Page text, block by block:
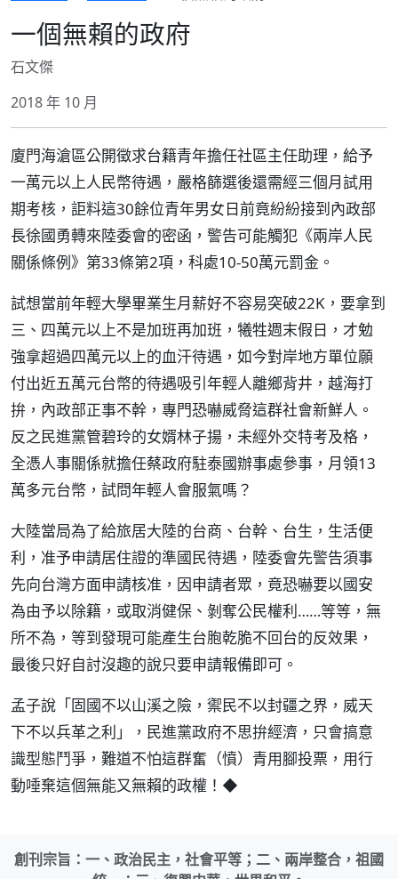
一個無賴的政府
石文傑
2018 年 10 月
廈門海滄區公開徵求台籍青年擔任社區主任助理，給予
一萬元以上人民幣待遇，嚴格篩選後還需經三個月試用
期考核，詎料這30餘位青年男女日前竟紛紛接到內政部
長徐國勇轉來陸委會的密函，警告可能觸犯《兩岸人民
關係條例》第33條第2項，科處10-50萬元罰金。
試想當前年輕大學畢業生月薪好不容易突破22K，要拿到
三、四萬元以上不是加班再加班，犧牲週末假日，才勉
強拿超過四萬元以上的血汗待遇，如今對岸地方單位願
付出近五萬元台幣的待遇吸引年輕人離鄉背井，越海打
拚，內政部正事不幹，專門恐嚇威脅這群社會新鮮人。
反之民進黨管碧玲的女婿林子揚，未經外交特考及格，
全憑人事關係就擔任蔡政府駐泰國辦事處參事，月領13
萬多元台幣，試問年輕人會服氣嗎？
大陸當局為了給旅居大陸的台商、台幹、台生，生活便
利，准予申請居住證的準國民待遇，陸委會先警告須事
先向台灣方面申請核准，因申請者眾，竟恐嚇要以國安
為由予以除籍，或取消健保、剝奪公民權利……等等，無
所不為，等到發現可能產生台胞乾脆不回台的反效果，
最後只好自討沒趣的說只要申請報備即可。
孟子說「固國不以山溪之險，禦民不以封疆之界，威天
下不以兵革之利」，民進黨政府不思拚經濟，只會搞意
識型態鬥爭，難道不怕這群奮（憤）青用腳投票，用行
動唾棄這個無能又無賴的政權！◆
創刊宗旨：一、政治民主，社會平等；二、兩岸整合，祖國